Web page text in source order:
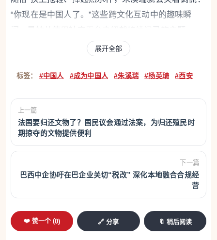
“你现在是中国人了。”这些跨文化互动中的趣味瞬
记者注意到，朱溪瑞多条关于中式生活习惯的视
频浏览量过百万。从介绍春节穿红色衣服，到录制煮
条关于室内穿拖鞋的视频，浏览量已超六百万。
海外网友对中式生活的热情，令朱溪瑞惊喜又意
外。“我知道大家对中国文化有好奇心，但没想到他们
会真的开始模仿，认真尝试改变自己的生活方式。甚
至有人留言说，已经开始学习中文，办理签证，准备
“其实在美国，很多人经常使用中国产品、吃中
餐，但这并不意味着他们了解中国文化。”朱溪瑞分享
展开全部
标签： #中国人 #成为中国人 #朱溪瑞 #杨英琦 #西安
上一篇
法国要归还文物了？国民议会通过法案，为归还殖民时
期掠夺的文物提供便利
下一篇
巴西中企协吁在巴企业关切“税改” 深化本地融合合规经
营
❤️ 赞一个 (0) 🔗 分享 🔖 稍后阅读